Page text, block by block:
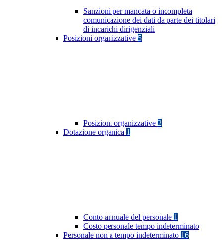
Sanzioni per mancata o incompleta
comunicazione dei dati da parte dei titolari
di incarichi dirigenziali
Posizioni organizzative 5
Posizioni organizzative 2
Dotazione organica 1
Conto annuale del personale 1
Costo personale tempo indeterminato
Personale non a tempo indeterminato 16